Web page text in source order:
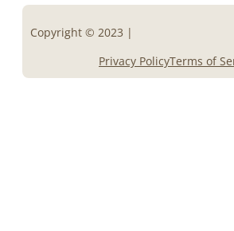
Copyright © 2023 |
Privacy PolicyTerms of